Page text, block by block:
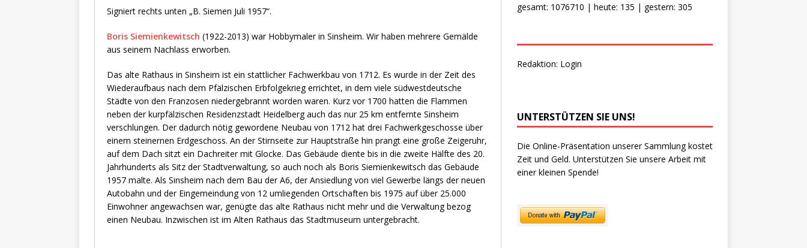
Signiert rechts unten „B. Siemen Juli 1957“.
Boris Siemienkewitsch (1922-2013) war Hobbymaler in Sinsheim. Wir haben mehrere Gemälde
aus seinem Nachlass erworben.
Das alte Rathaus in Sinsheim ist ein stattlicher Fachwerkbau von 1712. Es wurde in der Zeit des
Wiederaufbaus nach dem Pfälzischen Erbfolgekrieg errichtet, in dem viele südwestdeutsche
Städte von den Franzosen niedergebrannt worden waren. Kurz vor 1700 hatten die Flammen
neben der kurpfälzischen Residenzstadt Heidelberg auch das nur 25 km entfernte Sinsheim
verschlungen. Der dadurch nötig gewordene Neubau von 1712 hat drei Fachwerkgeschosse über
einem steinernen Erdgeschoss. An der Stirnseite zur Hauptstraße hin prangt eine große Zeigeruhr,
auf dem Dach sitzt ein Dachreiter mit Glocke. Das Gebäude diente bis in die zweite Hälfte des 20.
Jahrhunderts als Sitz der Stadtverwaltung, so auch noch als Boris Siemienkewitsch das Gebäude
1957 malte. Als Sinsheim nach dem Bau der A6, der Ansiedlung von viel Gewerbe längs der neuen
Autobahn und der Eingemeindung von 12 umliegenden Ortschaften bis 1975 auf über 25.000
Einwohner angewachsen war, genügte das alte Rathaus nicht mehr und die Verwaltung bezog
einen Neubau. Inzwischen ist im Alten Rathaus das Stadtmuseum untergebracht.
gesamt: 1076710 | heute: 135 | gestern: 305
Redaktion: Login
UNTERSTÜTZEN SIE UNS!
Die Online-Präsentation unserer Sammlung kostet
Zeit und Geld. Unterstützen Sie unsere Arbeit mit
einer kleinen Spende!